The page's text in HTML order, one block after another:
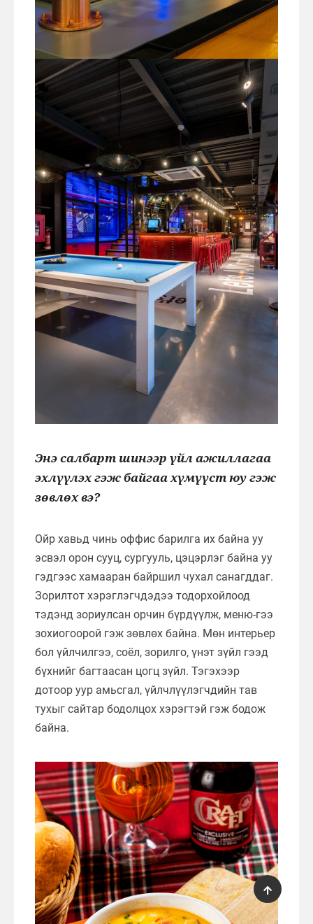
Энэ салбарт шинээр үйл ажиллагаа
эхлүүлэх гэж байгаа хүмүүст юу гэж
зөвлөх вэ?
Ойр хавьд чинь оффис барилга их байна уу
эсвэл орон сууц, сургууль, цэцэрлэг байна уу
гэдгээс хамааран байршил чухал санагддаг.
Зорилтот хэрэглэгчдэдээ тодорхойлоод
тэдэнд зориулсан орчин бүрдүүлж, меню-гээ
зохиогоорой гэж зөвлөх байна. Мөн интерьер
бол үйлчилгээ, соёл, зорилго, үнэт зүйл гээд
бүхнийг багтаасан цогц зүйл. Тэгэхээр
дотоор уур амьсгал, үйлчлүүлэгчдийн тав
тухыг сайтар бодолцох хэрэгтэй гэж бодож
байна.